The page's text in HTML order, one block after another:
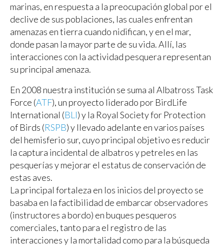
marinas, en respuesta a la preocupación global por el
declive de sus poblaciones, las cuales enfrentan
amenazas en tierra cuando nidifican, y en el mar,
donde pasan la mayor parte de su vida. Allí, las
interacciones con la actividad pesquera representan
su principal amenaza.
En 2008 nuestra institución se suma al Albatross Task
Force (ATF), un proyecto liderado por BirdLife
International (BLI) y la Royal Society for Protection
of Birds (RSPB) y llevado adelante en varios países
del hemisferio sur, cuyo principal objetivo es reducir
la captura incidental de albatros y petreles en las
pesquerías y mejorar el estatus de conservación de
estas aves.
La principal fortaleza en los inicios del proyecto se
basaba en la factibilidad de embarcar observadores
(instructores a bordo) en buques pesqueros
comerciales, tanto para el registro de las
interacciones y la mortalidad como para la búsqueda